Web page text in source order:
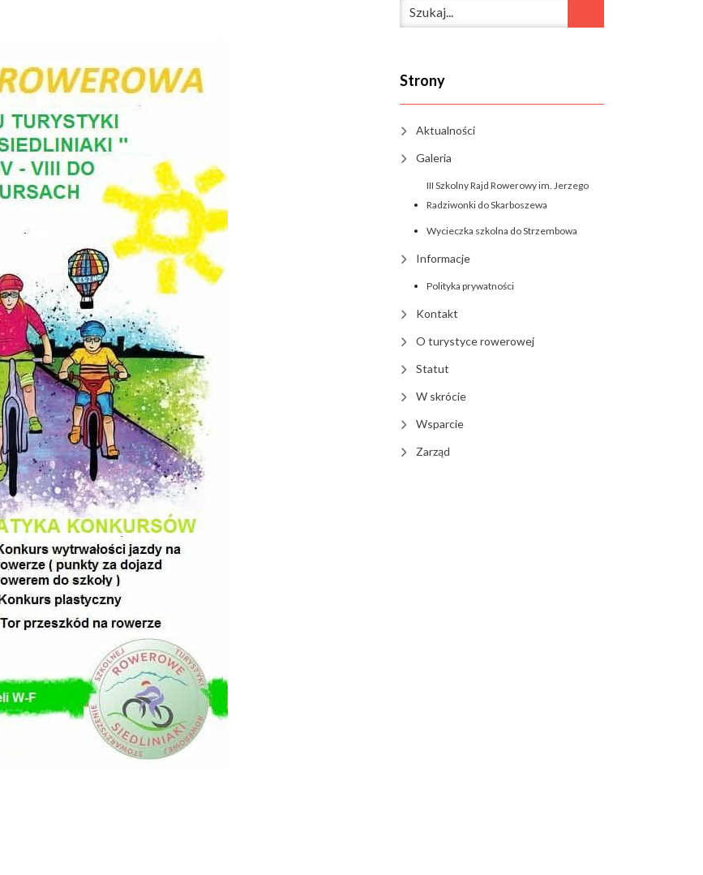
Strony
Aktualności
Galeria
III Szkolny Rajd Rowerowy im. Jerzego
Radziwonki do Skarboszewa
Wycieczka szkolna do Strzembowa
Informacje
Polityka prywatności
Kontakt
O turystyce rowerowej
Statut
W skrócie
Wsparcie
Zarząd